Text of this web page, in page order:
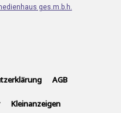
ges.m.b.h.
AGB
Kleinanzeigen